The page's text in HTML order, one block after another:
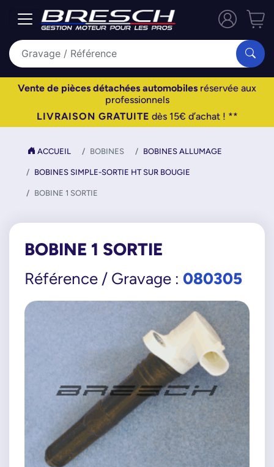
Vente de pièces détachées automobiles réservée aux
professionnels
LIVRAISON GRATUITE dès 15€ d’achat ! **
ACCUEIL BOBINES BOBINES ALLUMAGE
BOBINES SIMPLE-SORTIE HT SUR BOUGIE
BOBINE 1 SORTIE
BOBINE 1 SORTIE
Référence / Gravage : 080305